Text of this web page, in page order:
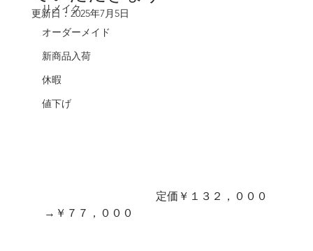
リメイク
オーダーメイド
新商品入荷
休暇
値下げ
更新日： 2025年7月5日
定価￥１３２，０００
→￥７７，０００